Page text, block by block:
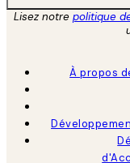
Lisez notre politique
À propos